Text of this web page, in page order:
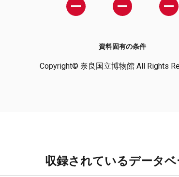
資料固有の条件
Copyright© 奈良国立博物館 All Rights
収録されているデータベ